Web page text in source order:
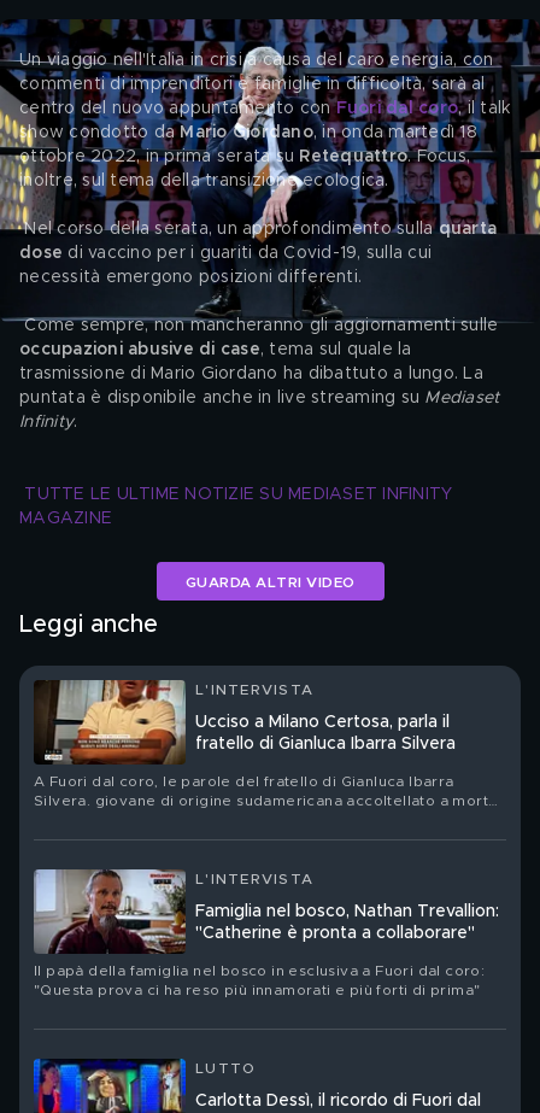
Un viaggio nell'Italia in crisi a causa del caro energia, con
commenti di imprenditori e famiglie in difficoltà, sarà al
centro del nuovo appuntamento con Fuori dal coro, il talk
show condotto da Mario Giordano, in onda martedì 18
ottobre 2022, in prima serata su Retequattro. Focus,
inoltre, sul tema della transizione ecologica.
Nel corso della serata, un approfondimento sulla quarta
dose di vaccino per i guariti da Covid-19, sulla cui
necessità emergono posizioni differenti.
Come sempre, non mancheranno gli aggiornamenti sulle
occupazioni abusive di case, tema sul quale la
trasmissione di Mario Giordano ha dibattuto a lungo. La
puntata è disponibile anche in live streaming su Mediaset
Infinity.
TUTTE LE ULTIME NOTIZIE SU MEDIASET INFINITY
MAGAZINE
GUARDA ALTRI VIDEO
Leggi anche
L'INTERVISTA
Ucciso a Milano Certosa, parla il
fratello di Gianluca Ibarra Silvera
A Fuori dal coro, le parole del fratello di Gianluca Ibarra
Silvera. giovane di origine sudamericana accoltellato a morte
L'INTERVISTA
Famiglia nel bosco, Nathan Trevallion:
"Catherine è pronta a collaborare"
Il papà della famiglia nel bosco in esclusiva a Fuori dal coro:
"Questa prova ci ha reso più innamorati e più forti di prima"
LUTTO
Carlotta Dessì, il ricordo di Fuori dal